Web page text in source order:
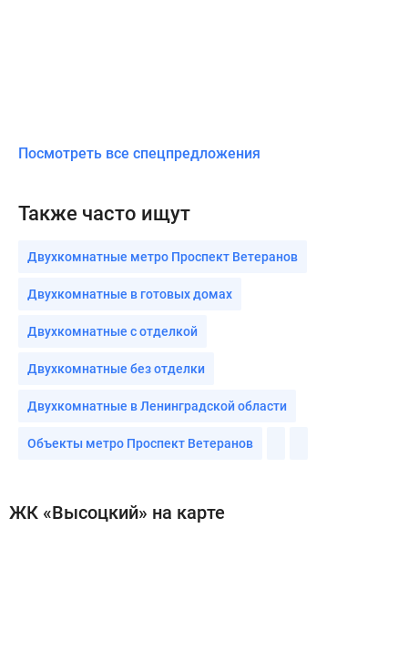
Посмотреть все спецпредложения
Также часто ищут
Двухкомнатные метро Проспект Ветеранов
Двухкомнатные в готовых домах
Двухкомнатные с отделкой
Двухкомнатные без отделки
Двухкомнатные в Ленинградской области
Объекты метро Проспект Ветеранов
ЖК «Высоцкий» на карте